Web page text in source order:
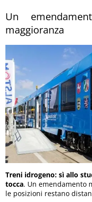
Un
maggioranza
Treni idrogeno: sì allo
tocca. Un emendamento
le posizioni restano